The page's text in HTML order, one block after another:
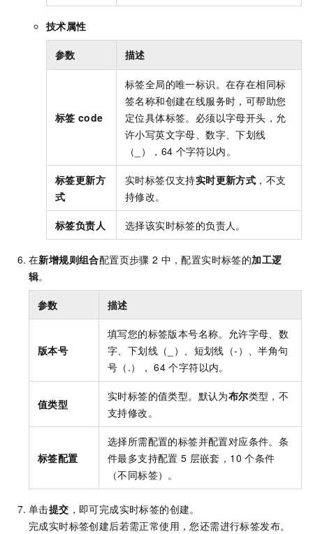
技术属性
参数 描述
标签 code
标签全局的唯一标识。在存在相同标
签名称和创建在线服务时，可帮助您
定位具体标签。必须以字母开头，允
许小写英文字母、数字、下划线
（_），64 个字符以内。
标签更新方
式
实时标签仅支持实时更新方式 ，不支
持修改。
标签负责人 选择该实时标签的负责人。
在新增规则组合配置页步骤 2 中，配置实时标签的加工逻
辑。
参数 描述
版本号
填写您的标签版本号名称。允许字母、数
字、下划线（_）、短划线（-）、半角句
号（.）， 64 个字符以内。
值类型
实时标签的值类型。默认为布尔类型，不
支持修改。
标签配置
选择所需配置的标签并配置对应条件。条
件最多支持配置 5 层嵌套，10 个条件
（不同标签）。
单击提交 ，即可完成实时标签的创建。
完成实时标签创建后若需正常使用，您还需进行标签发布。